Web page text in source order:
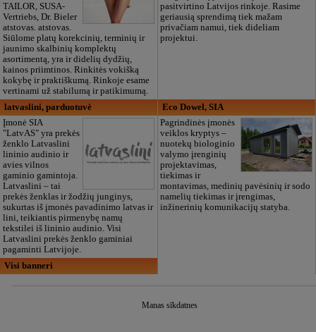
TAILOR, SUSA-
Vertriebs, Dr. Bieler
atstovas. atstovas.
Siūlome platų korekcinių, terminių ir
jaunimo skalbinių komplektų
asortimentą, yra ir didelių dydžių,
kainos priimtinos. Rinkitės vokišką
kokybę ir praktiškumą. Rinkoje esame
vertinami už stabilumą ir patikimumą.
pasitvirtino Latvijos rinkoje. Rasime
geriausią sprendimą tiek mažam
privačiam namui, tiek dideliam
projektui.
latvaslini, parduotuvė
Įmonė SIA
"LatvAS" yra prekės
ženklo Latvaslini
lininio audinio ir
avies vilnos
gaminio gamintoja.
Latvaslini – tai
prekės ženklas ir žodžių junginys,
sukurtas iš įmonės pavadinimo latvas ir
lini, teikiantis pirmenybę namų
tekstilei iš lininio audinio. Visi
Latvaslini prekės ženklo gaminiai
pagaminti Latvijoje.
Eco Dowel, SIA
Pagrindinės įmonės
veiklos kryptys –
nuotekų biologinio
valymo įrenginių
projektavimas,
tiekimas ir
montavimas, medinių pavėsinių ir sodo
namelių tiekimas ir įrengimas,
inžinerinių komunikacijų statyba.
Visi banneri
Manas sīkdatnes